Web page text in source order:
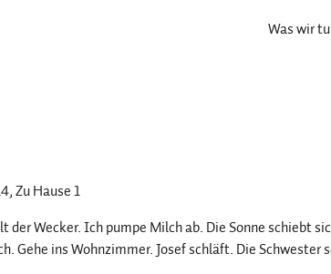
Was wir
, Zu Hause 1
der Wecker. Ich pumpe Milch ab. Die Sonne schiebt
Gehe ins Wohnzimmer. Josef schläft. Die Schwester